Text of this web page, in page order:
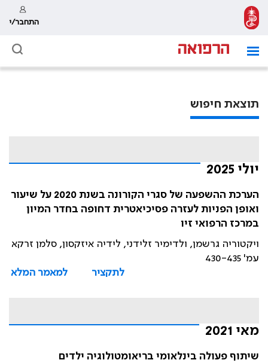
התחבר/י
תוצאת חיפוש
יולי 2025
הערכת ההשפעה של סגרי הקורונה בשנת 2020 על שיעור
ואופן הפניות לעזרה פסיכיאטרית דחופה בחדר המיון
במרכז הרפואי זיו
ויקטוריה גרשמן, ולדימיר זלידני, לידיה איזקסון, סלמן זרקא
עמ' 430-435
לתקציר
למאמר המלא
מאי 2021
שיתוף פעולה בינלאומי בריאומטולוגיה ילדים